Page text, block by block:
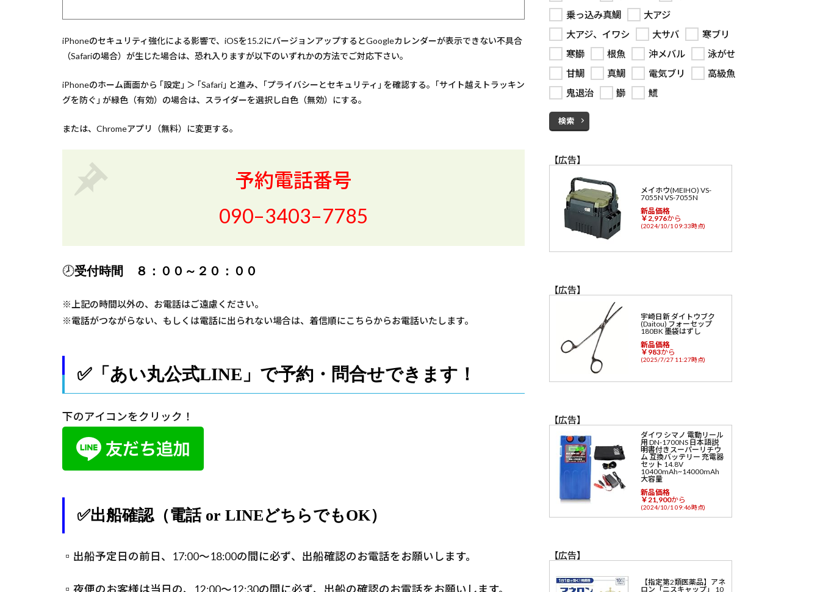
iPhoneのセキュリティ強化による影響で、iOSを15.2にバージョンアップするとGoogleカレンダーが表示できない不具合
（Safariの場合）が生じた場合は、恐れ入りますが以下のいずれかの方法でご対応下さい。
iPhoneのホーム画面から ｢設定｣ ＞ ｢Safari｣ と進み、｢プライバシーとセキュリティ｣ を確認する。｢サイト越えトラッキン
グを防ぐ｣ が緑色（有効）の場合は、スライダーを選択し白色（無効）にする。
または、Chromeアプリ（無料）に変更する。
予約電話番号
090–3403–7785
🕗受付時間 ８：００～２０：００
※上記の時間以外の、お電話はご遠慮ください。
※電話がつながらない、もしくは電話に出られない場合は、着信順にこちらからお電話いたします。
✅「あい丸公式LINE」で予約・問合せできます！
下のアイコンをクリック！
✅出船確認（電話 or LINEどちらでもOK）
▫️出船予定日の前日、17:00～18:00の間に必ず、出船確認のお電話をお願いします。
▫️夜便のお客様は当日の、12:00～12:30の間に必ず、出船の確認のお電話をお願いします。
乗っ込み真鯛
大アジ
大アジ、イワシ
大サバ
寒ブリ
寒鰤
根魚 沖メバル
泳がせ
甘鯛
真鯛 電気ブリ
高級魚
鬼退治
鰤 𩺊
検索
【広告】
メイホウ(MEIHO) VS-
7055N VS-7055N
新品価格
￥2,976から
(2024/10/1 09:33時点)
【広告】
宇崎日新 ダイトウブク
(Daitou) フォーセップ
180BK 墨袋はずし
新品価格
￥983から
(2025/7/27 11:27時点)
【広告】
ダイワ シマノ 電動リール
用 DN-1700NS 日本語説
明書付きスーパーリチウ
ム 互換バッテリー 充電器
セット 14.8V
10400mAh~14000mAh
大容量
新品価格
￥21,900から
(2024/10/1 09:46時点)
【広告】
【指定第2類医薬品】アネ
ロン「ニスキャップ」 10